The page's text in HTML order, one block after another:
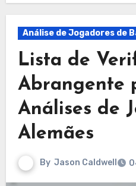
Análise de Jogadores de
Lista de
Abrangente
Análises de
Alemães
By Jason Caldwell